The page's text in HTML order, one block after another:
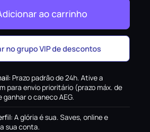
ao carrinho
no grupo VIP de descontos
: Prazo padrão de 24h. Ative a
para envio prioritário (prazo máx. de
o caneco AEG.
: A glória é sua. Saves, online e
sua conta.